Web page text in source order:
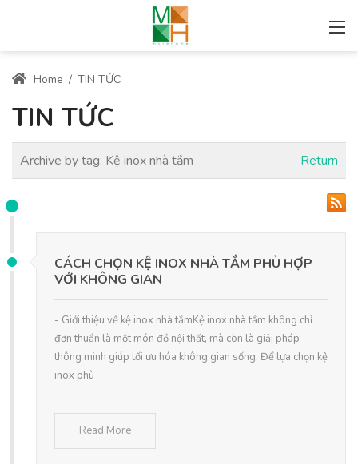
Home / TIN TỨC
TIN TỨC
Archive by tag: Kệ inox nhà tắm Return
CÁCH CHỌN KỆ INOX NHÀ TẮM PHÙ HỢP
VỚI KHÔNG GIAN
- Giới thiệu về kệ inox nhà tắmKệ inox nhà tắm không chỉ
đơn thuần là một món đồ nội thất, mà còn là giải pháp
thông minh giúp tối ưu hóa không gian sống. Để lựa chọn kệ
inox phù
Read More